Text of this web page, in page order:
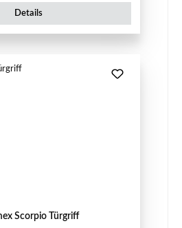
Details
Scorpio Türgriff